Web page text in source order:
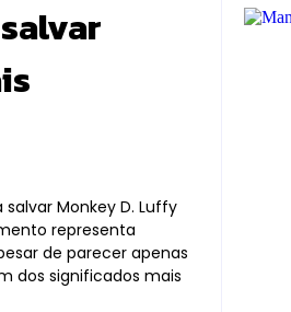
Monkey D. Luffy
representa
de parecer apenas
dos significados mais